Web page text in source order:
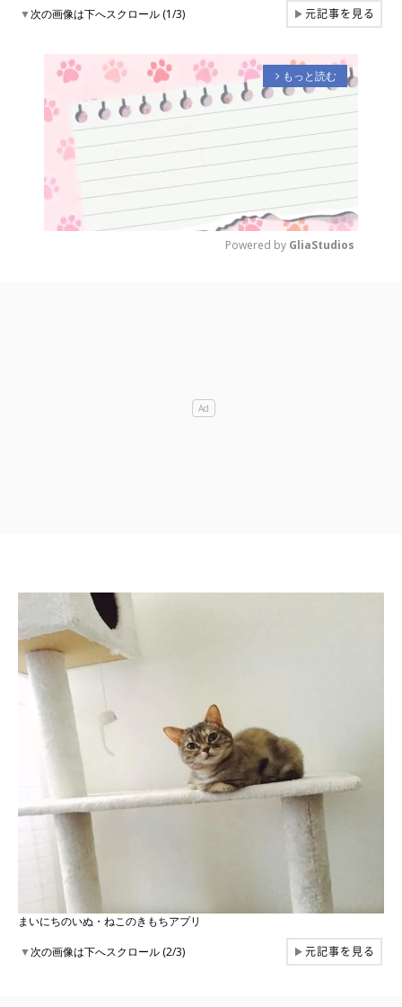
▼次の画像は下へスクロール (1/3) ▶元記事を見る
arrow_forward_ios もっと読む
Powered by GliaStudios
まいにちのいぬ・ねこのきもちアプリ
▼次の画像は下へスクロール (2/3) ▶元記事を見る